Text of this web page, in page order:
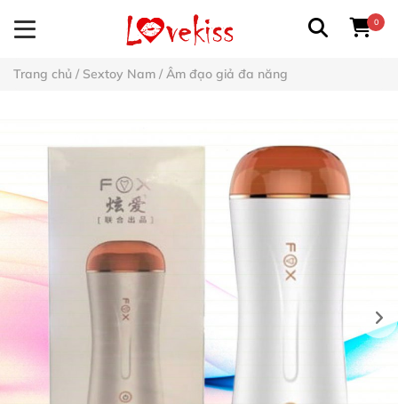
0
Trang chủ / Sextoy Nam / Âm đạo giả đa năng